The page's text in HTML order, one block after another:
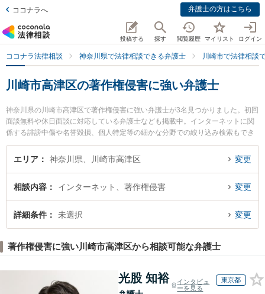
ココナラへ 弁護士の方はこちら
投稿する 探す 閲覧履歴 マイリスト ログイン
ココナラ法律相談 神奈川県で法律相談できる弁護士 川崎市で法律相談
川崎市高津区の著作権侵害に強い弁護士
神奈川県の川崎市高津区で著作権侵害に強い弁護士が3名見つかりました。初回
面談無料や休日面談に対応している弁護士なども掲載中。インターネットに関
係する誹謗中傷や名誉毀損、個人特定等の細かな分野での絞り込み検索もでき
便利です。特に弁護士法人アライズ溝の口法律事務所の瀧澤 幹太弁護士や溝の
口吉田法律事務所の吉田 誠弁護士、溝の口総合法律事務所の松岡 宏祐弁護士の
い』『著作権侵害のトラブル解決の実績豊富な近くの弁護士を検索したい』
『初回相談無料で著作権侵害を法律相談できる川崎市高津区内の弁護士に相談
予約したい』などでお困りの相談者さんにおすすめです。
エリア 神奈川県、川崎市高津区 変更
相談内容 インターネット、著作権侵害 変更
詳細条件 未選択 変更
著作権侵害に強い川崎市高津区から相談可能な弁護士
光股 知裕
インタビュ
ーを見る
東京都